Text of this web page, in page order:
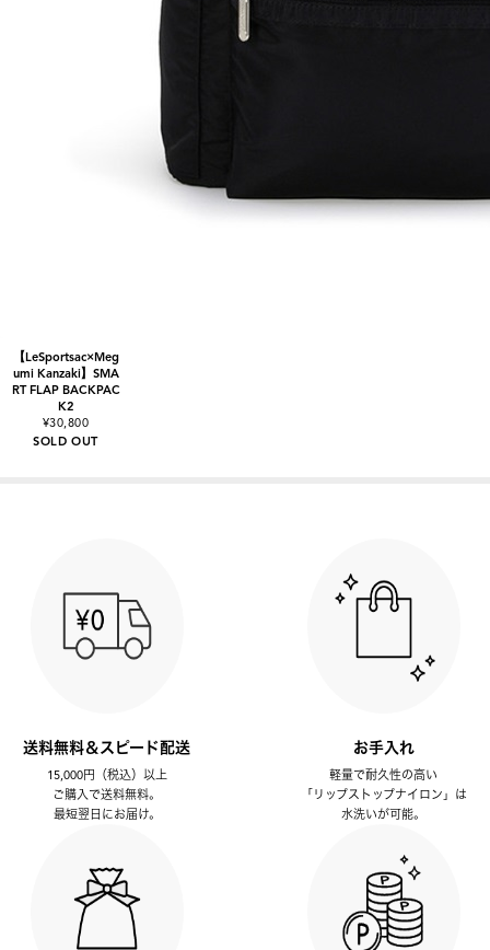
【LeSportsac×Meg
umi Kanzaki】SMA
RT FLAP BACKPAC
K2
¥30,800
SOLD OUT
送料無料＆スピード配送
15,000円（税込）以上
ご購入で送料無料。
最短翌日にお届け。
お手入れ
軽量で耐久性の高い
「リップストップナイロン」は
水洗いが可能。